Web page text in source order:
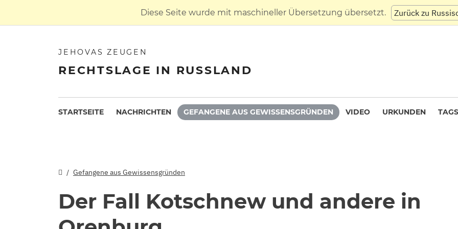
Diese Seite wurde mit maschineller Übersetzung übersetzt. Zurück zu
JEHOVAS ZEUGEN
RECHTSLAGE IN RUSSLAND
STARTSEITE NACHRICHTEN GEFANGENE AUS GEWISSENSGRÜNDEN VIDEO URKUNDEN TAGS
Gefangene aus Gewissensgründen
Der Fall Kotschnew und andere in